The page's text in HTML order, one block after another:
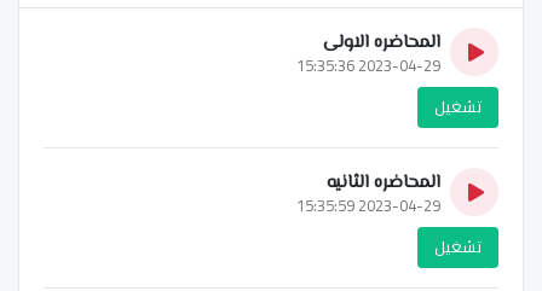
المحاضره الاولى
2023-04-29 15:35:36
تشغيل
المحاضره الثانيه
2023-04-29 15:35:59
تشغيل